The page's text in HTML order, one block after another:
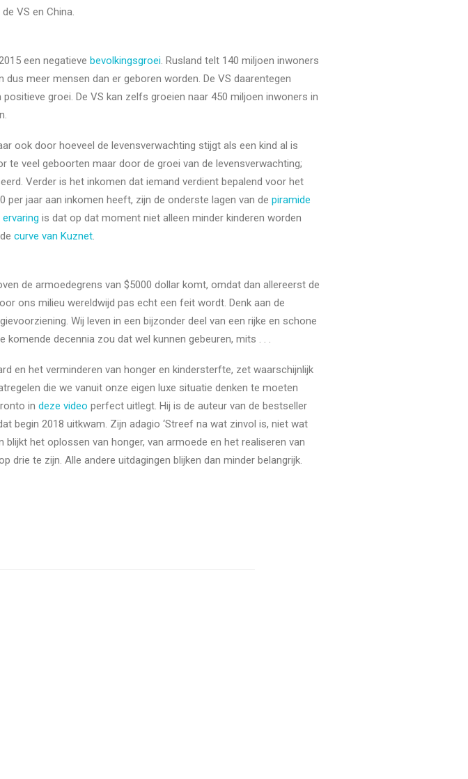
VS en China.
een negatieve bevolkingsgroei. Rusland telt 140 miljoen inwoners
meer mensen dan er geboren worden. De VS daarentegen
groei. De VS kan zelfs groeien naar 450 miljoen inwoners in
ook door hoeveel de levensverwachting stijgt als een kind al is
veel geboorten maar door de groei van de levensverwachting;
Verder is het inkomen dat iemand verdient bepalend voor het
jaar aan inkomen heeft, zijn de onderste lagen van de piramide
ervaring is dat op dat moment niet alleen minder kinderen worden
curve van Kuznet.
de armoedegrens van $5000 dollar komt, omdat dan allereerst de
ons milieu wereldwijd pas echt een feit wordt. Denk aan de
Wij leven in een bijzonder deel van een rijke en schone
komende decennia zou dat wel kunnen gebeuren, mits . . .
en het verminderen van honger en kindersterfte, zet waarschijnlijk
die we vanuit onze eigen luxe situatie denken te moeten
in deze video perfect uitlegt. Hij is de auteur van de bestseller
begin 2018 uitkwam. Zijn adagio ‘Streef na wat zinvol is, niet wat
het oplossen van honger, van armoede en het realiseren van
drie te zijn. Alle andere uitdagingen blijken dan minder belangrijk.